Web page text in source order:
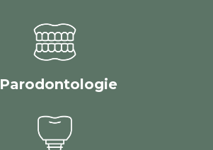
Parodontologie